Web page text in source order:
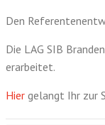
Den
Die LAG SIB
erarbeitet.
Hier gelangt Ihr zur